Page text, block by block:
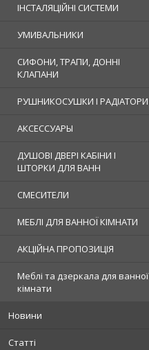
ІНСТАЛЯЦІЙНІ СИСТЕМИ
УМИВАЛЬНИКИ
СИФОНИ, ТРАПИ, ДОННІ
КЛАПАНИ
РУШНИКОСУШКИ І РАДІАТОРИ
АКСЕССУАРЫ
ДУШОВІ ДВЕРІ КАБІНИ І
ШТОРКИ ДЛЯ ВАНН
СМЕСИТЕЛИ
МЕБЛІ ДЛЯ ВАННОЇ КІМНАТИ
АКЦІЙНА ПРОПОЗИЦІЯ
Меблі та дзеркала для ванної
кімнати
Новини
Статті